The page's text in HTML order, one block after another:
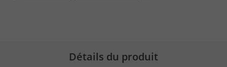
Détails du produit